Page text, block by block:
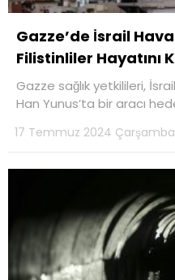
Gazze’de İsrail Hava
Filistinliler Hayatını
Gazze sağlık yetkilileri,
Han Yunus’ta bir aracı
17 Temmuz 2024 Çarşamba